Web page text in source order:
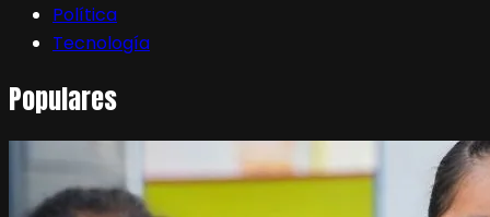
Política
Tecnología
Populares